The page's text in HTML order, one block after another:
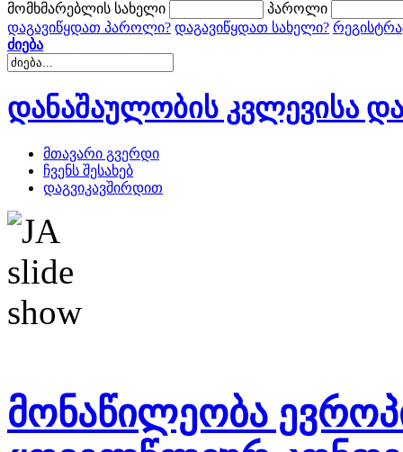
მომხმარებლის სახელი
პაროლი
დაგავიწყდათ პაროლი? დაგავიწყდათ სახელი?
ძიება
დანაშაულობის კვლევისა
მთავარი გვერდი
ჩვენს შესახებ
დაგვიკავშირდით
მონაწილეობა